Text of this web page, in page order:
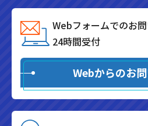
Webフォームでのお
24時間受付
Webからのお